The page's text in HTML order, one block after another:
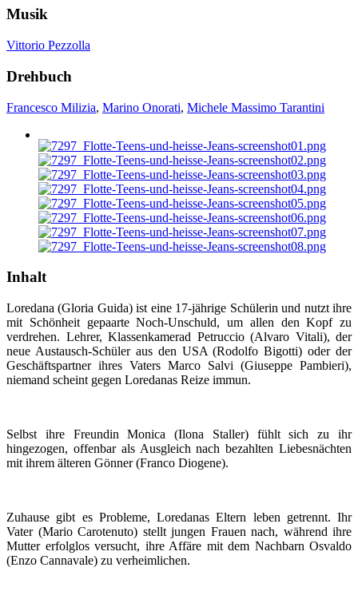
Musik
Vittorio Pezzolla
Drehbuch
Francesco Milizia, Marino Onorati, Michele Massimo Tarantini
Inhalt
Loredana (Gloria Guida) ist eine 17-jährige Schülerin und nutzt ihre
mit Schönheit gepaarte Noch-Unschuld, um allen den Kopf zu
verdrehen. Lehrer, Klassenkamerad Petruccio (Alvaro Vitali), der
neue Austausch-Schüler aus den USA (Rodolfo Bigotti) oder der
Geschäftspartner ihres Vaters Marco Salvi (Giuseppe Pambieri),
niemand scheint gegen Loredanas Reize immun.
Selbst ihre Freundin Monica (Ilona Staller) fühlt sich zu ihr
hingezogen, offenbar als Ausgleich nach bezahlten Liebesnächten
mit ihrem älteren Gönner (Franco Diogene).
Zuhause gibt es Probleme, Loredanas Eltern leben getrennt. Ihr
Vater (Mario Carotenuto) stellt jungen Frauen nach, während ihre
Mutter erfolglos versucht, ihre Affäre mit dem Nachbarn Osvaldo
(Enzo Cannavale) zu verheimlichen.